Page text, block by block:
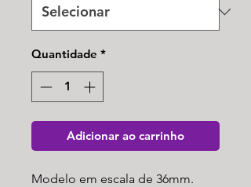
Quantidade *
Adicionar ao carrinho
Modelo em escala de 36mm.